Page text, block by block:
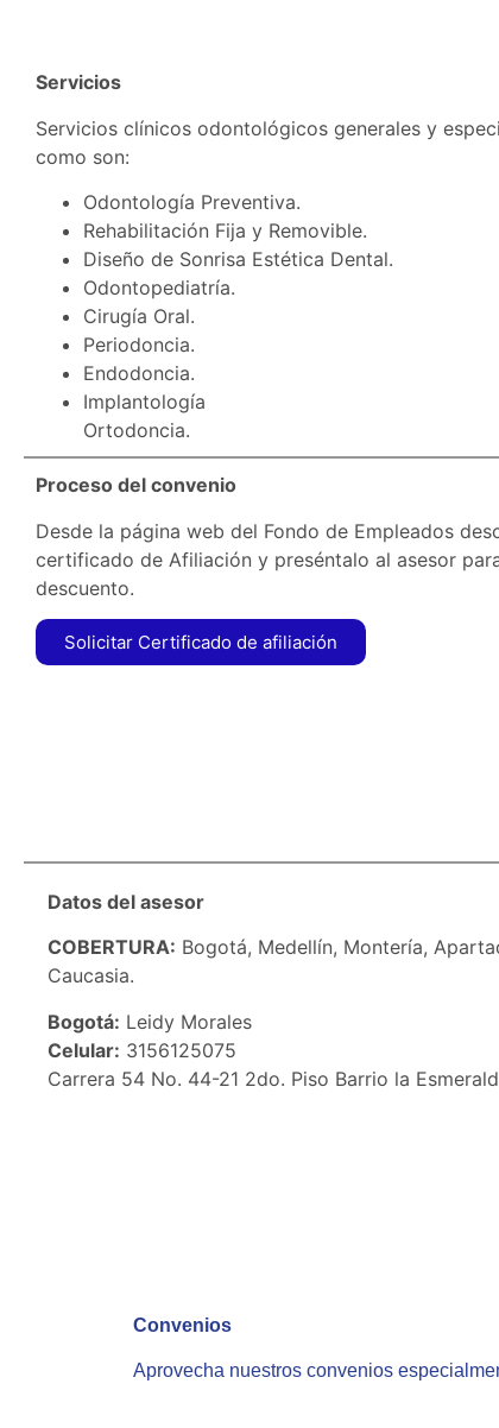
Servicios
Servicios clínicos odontológicos generales y
como son:
Odontología Preventiva.
Rehabilitación Fija y Removible.
Diseño de Sonrisa Estética Dental.
Odontopediatría.
Cirugía Oral.
Periodoncia.
Endodoncia.
Implantología
Ortodoncia.
Proceso del convenio
Desde la página web del Fondo de Empleados
certificado de Afiliación y preséntalo al asesor
descuento.
Solicitar Certificado de afiliación
Datos del asesor
COBERTURA: Bogotá, Medellín, Montería,
Caucasia.
Bogotá: Leidy Morales
Celular: 3156125075
Carrera 54 No. 44-21 2do. Piso Barrio la
Convenios
Aprovecha nuestros convenios